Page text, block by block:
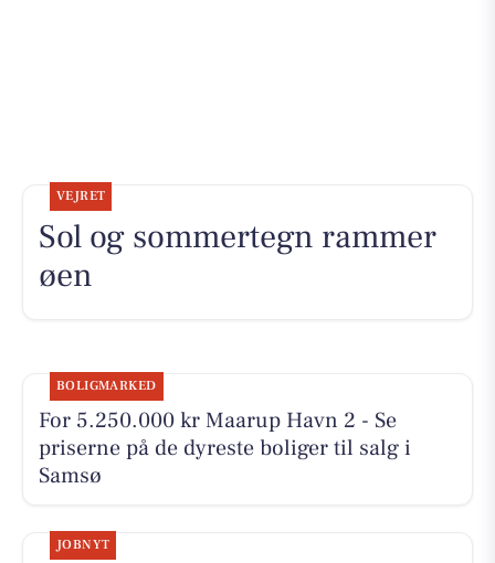
VEJRET
Sol og sommertegn rammer
øen
BOLIGMARKED
For 5.250.000 kr Maarup Havn 2 - Se
priserne på de dyreste boliger til salg i
Samsø
JOBNYT